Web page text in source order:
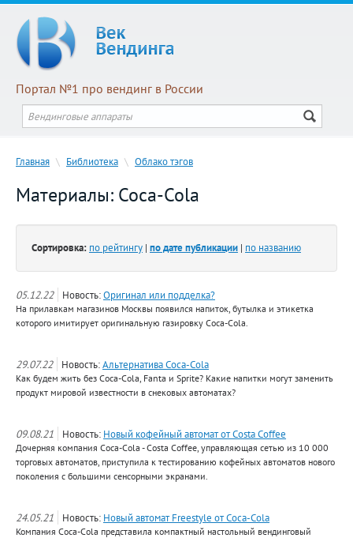
Портал №1 про вендинг в России
Главная \ Библиотека \ Облако тэгов
Материалы: Coca-Cola
Сортировка: по рейтингу | по дате публикации | по названию
05.12.22 Новость:Оригинал или подделка?
На прилавкам магазинов Москвы появился напиток, бутылка и этикетка
которого имитирует оригинальную газировку Coca-Cola.
29.07.22 Новость:Альтернатива Coca-Cola
Как будем жить без Coca-Cola, Fanta и Sprite? Какие напитки могут заменить
продукт мировой известности в снековых автоматах?
09.08.21 Новость: Новый кофейный автомат от Costa Coffee
Дочерняя компания Coca-Cola - Costa Coffee, управляющая сетью из 10 000
торговых автоматов, приступила к тестированию кофейных автоматов нового
поколения с большими сенсорными экранами.
24.05.21 Новость: Новый автомат Freestyle от Coca-Cola
Компания Coca-Cola представила компактный настольный вендинговый